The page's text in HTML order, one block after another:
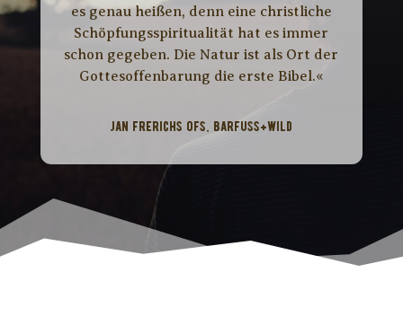
es genau heißen, denn eine christliche
Schöpfungsspiritualität hat es immer
schon gegeben. Die Natur ist als Ort der
Gottesoffenbarung die erste Bibel.«
Jan Frerichs ofs, barfuss+wild